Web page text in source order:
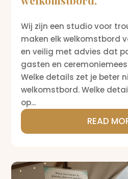
Wij zijn een studio voor
maken elk welkomstbord
en veilig met advies dat
gasten en
Welke details zet je beter
welkomstbord. Welke
op...
READ